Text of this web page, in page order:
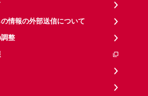
情報の外部送信について
整